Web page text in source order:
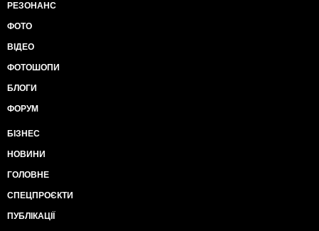
РЕЗОНАНС
ФОТО
ВІДЕО
ФОТОШОПИ
БЛОГИ
ФОРУМ
БІЗНЕС
НОВИНИ
ГОЛОВНЕ
СПЕЦПРОЄКТИ
ПУБЛІКАЦІЇ